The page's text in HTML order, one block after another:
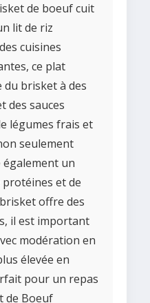
de boeuf cuit
lit de riz
cuisines
ce plat
du brisket à des
des sauces
légumes frais et
seulement
un
et de
offre des
il est important
modération en
élevée en
pour un repas
de Boeuf